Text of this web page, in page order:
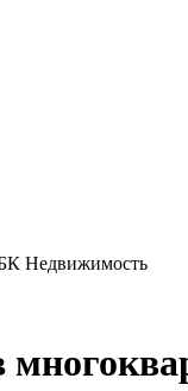
Недвижимость